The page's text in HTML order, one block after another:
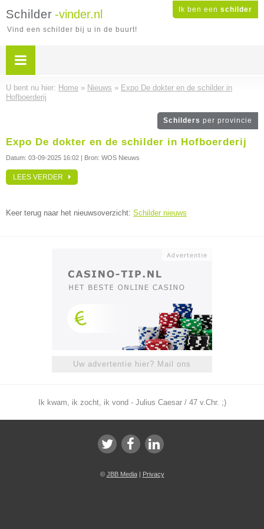
Ik ben een schilder
Schilder -vinder.nl
Vind een schilder bij u in de buurt!
U bent nu hier: Home » Nieuws » Expo De dokter en de schilder in
Hofboerderij
Schilders per provincie
Expo De dokter en de schilder in Hofboerderij
Datum: 03-09-2025 16:02 | Bron: WOS Nieuws
LEES VERDER
Keer terug naar het nieuwsoverzicht: Schilder nieuws
Uw advertentie hier? Mail ons
Ik kwam, ik zocht, ik vond - Julius Caesar / 47 v.Chr. ;)
© JBB Media| Privacy